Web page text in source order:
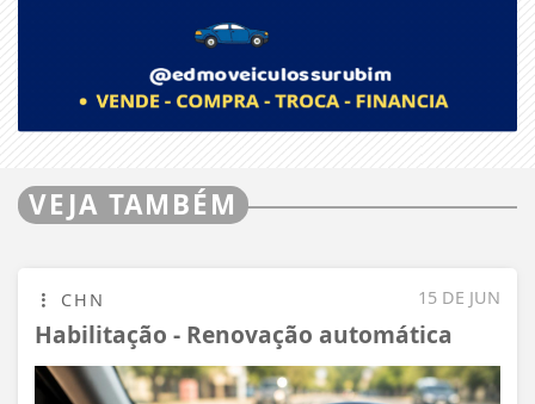
VEJA TAMBÉM
15 DE JUN
CHN
Habilitação - Renovação automática